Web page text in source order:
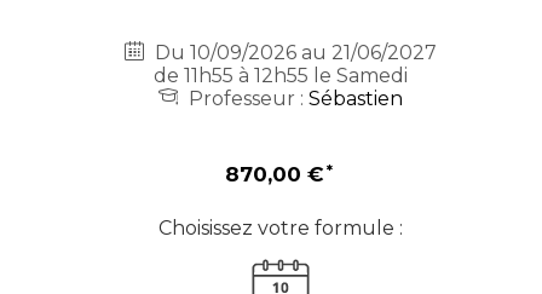
Du 10/09/2026 au 21/06/2027
de 11h55 à 12h55 le Samedi
Professeur :Sébastien
870,00 €
Choisissez votre formule :